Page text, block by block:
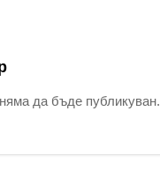
да бъде публикуван.